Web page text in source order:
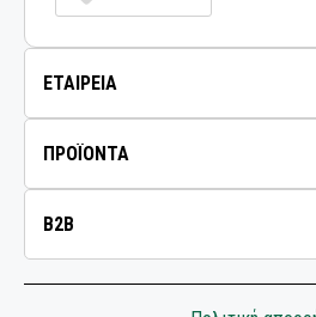
ΟΜΟΓΕΝΟΠΟΙΗΣΗ & ΣΥΓΚΟΛΛΗΣΗ
ΠΛΑΣΤΙΚΩΝ
ΣΦΡΑΓΙΣΤΙΚΩΝ ΥΛΙΚΩΝ
ΠΡΟΕΤΟΙΜΑΣΙΑ ΣΥΓΚΟΛΛΗΣΗΣ